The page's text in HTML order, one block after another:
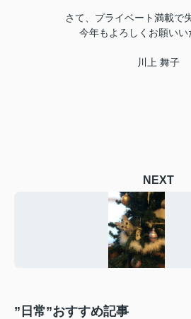
さて、プライベート満載で
今年もよろしくお願いい
川上 舞子
NEXT
”日常”おすすめ記事